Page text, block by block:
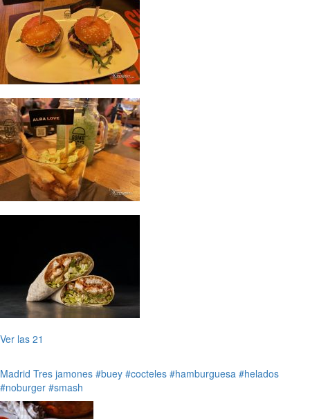
Ver las 21
Madrid Tres jamones #buey #cocteles #hamburguesa #helados
#noburger #smash